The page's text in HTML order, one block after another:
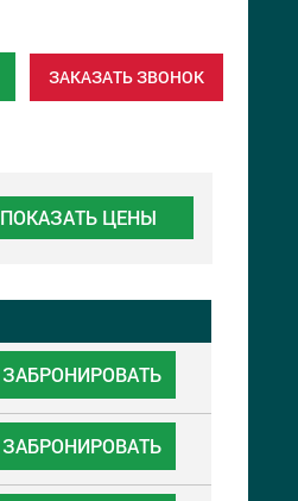
ЗАКАЗАТЬ ЗВОНОК
ПОКАЗАТЬ ЦЕНЫ
ЗАБРОНИРОВАТЬ
ЗАБРОНИРОВАТЬ